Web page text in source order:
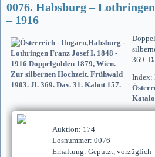
0076. Habsburg –
– 1916
369.
Index:
Auktion: 174
Losnummer: 0076
Erhaltung: Geputzt, vorzüglich